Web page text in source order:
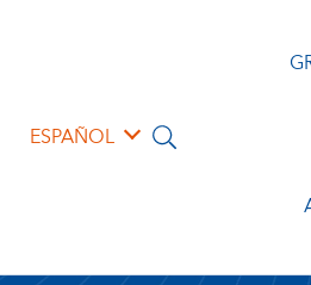
ESPAÑOL